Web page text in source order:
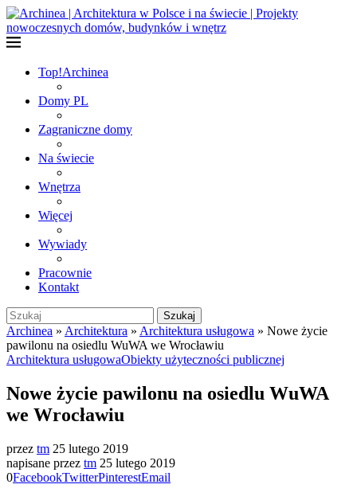
Top!Archinea
Domy PL
Zagraniczne domy
Na świecie
Wnętrza
Więcej
Wywiady
Pracownie
Kontakt
Szukaj
Archinea » Architektura » Architektura usługowa » Nowe życie
pawilonu na osiedlu WuWA we Wrocławiu
Architektura usługowaObiekty użyteczności publicznej
Nowe życie pawilonu na osiedlu WuWA
we Wrocławiu
przez tm 25 lutego 2019
napisane przez tm 25 lutego 2019
0FacebookTwitterPinterestEmail